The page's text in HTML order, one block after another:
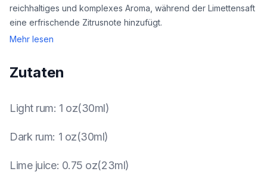
reichhaltiges und komplexes Aroma, während der Limettensaft
eine erfrischende Zitrusnote hinzufügt.
Mehr lesen
Zutaten
Light rum: 1 oz(30ml)
Dark rum: 1 oz(30ml)
Lime juice: 0.75 oz(23ml)